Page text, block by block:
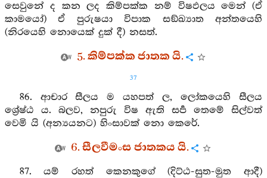
සෙවුනේ ද කන ලද කිම්පක්ක නම් විෂඵලය මෙන් (ඒ
කාමයෝ) ඒ පුරුෂයා විපාක සඞ්ඛ්‍යාත අන්තයෙහි
(නිරයෙහි නොයෙක් දුක් දී) නසත්.
5. කිම්පක්ක ජාතක යි.
37
86. ආචාර සීලය ම යහපත් ල, ලෝකයෙහි සීලය
ශ්‍රේෂ්ඨ ය. බලව, නපුරු විෂ ඇති සර්‍ප තෙමේ සිල්වත්
වෙමි යි (අන්‍යයනට) හිංසාවක් නො කෙරේ.
6. සීලවීමංස ජාතකය යි.
87. යම් රහත් කෙනකුගේ (දිට්ඨ-සුත-මුත ආදී)